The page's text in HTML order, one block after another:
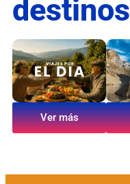
destinos
Ver más